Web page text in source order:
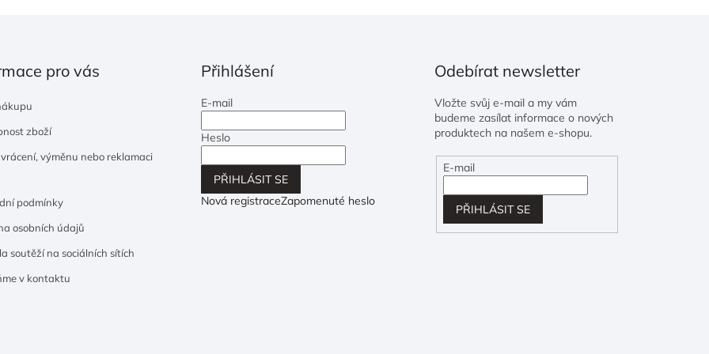
pro vás
zboží
vrácení, výměnu nebo reklamaci
podmínky
osobních údajů
soutěží na sociálních sítích
v kontaktu
Přihlášení
E-mail
Heslo
PŘIHLÁSIT SE
Nová registraceZapomenuté heslo
Odebírat newsletter
Vložte svůj e-mail a my vám
budeme zasílat informace o nových
produktech na našem e-shopu.
E-mail
PŘIHLÁSIT SE